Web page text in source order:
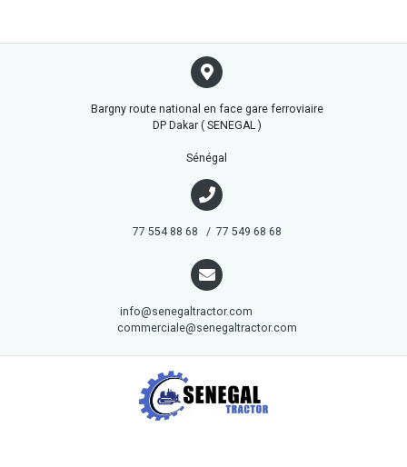
Bargny route national en face gare ferroviaire
DP Dakar ( SENEGAL )
Sénégal
77 554 88 68 / 77 549 68 68
info@senegaltractor.com
commerciale@senegaltractor.com